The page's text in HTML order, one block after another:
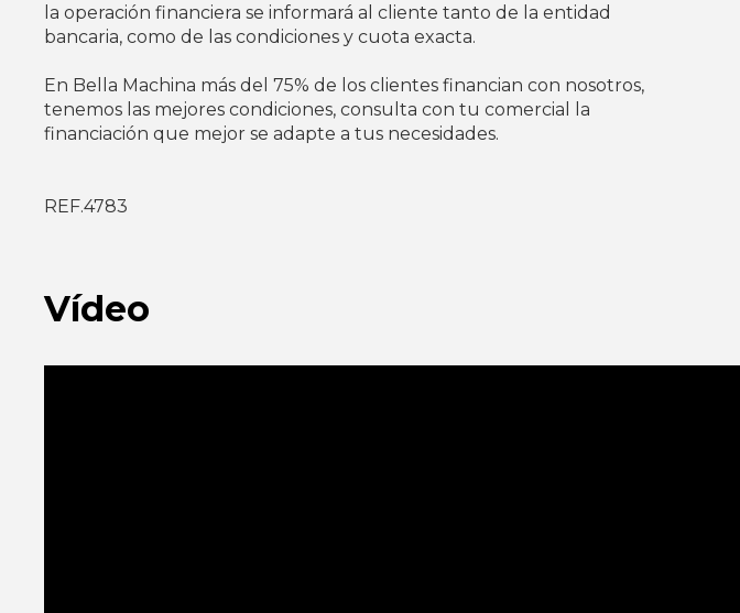
la operación financiera se informará al cliente tanto de la entidad
bancaria, como de las condiciones y cuota exacta.
En Bella Machina más del 75% de los clientes financian con nosotros,
tenemos las mejores condiciones, consulta con tu comercial la
financiación que mejor se adapte a tus necesidades.
REF.4783
Vídeo